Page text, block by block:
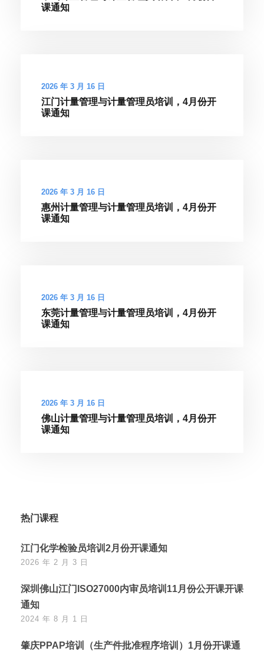
课通知
2026 年 3 月 16 日
江门计量管理与计量管理员培训，4月份开
课通知
2026 年 3 月 16 日
惠州计量管理与计量管理员培训，4月份开
课通知
2026 年 3 月 16 日
东莞计量管理与计量管理员培训，4月份开
课通知
2026 年 3 月 16 日
佛山计量管理与计量管理员培训，4月份开
课通知
热门课程
江门化学检验员培训2月份开课通知
2026 年 2 月 3 日
深圳佛山江门ISO27000内审员培训11月份公开课开课
通知
2024 年 8 月 1 日
肇庆PPAP培训（生产件批准程序培训）1月份开课通